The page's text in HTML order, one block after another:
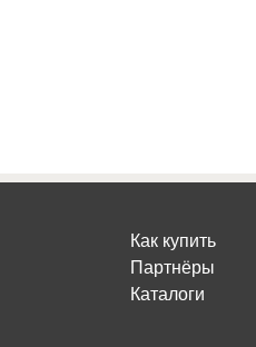
Как купить
Партнёры
Каталоги